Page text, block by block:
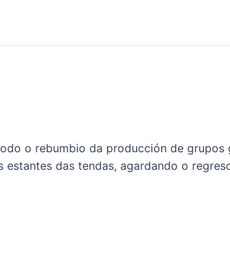
o rebumbio da producción de grupos
das tendas, agardando o